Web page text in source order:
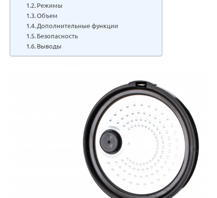
Режимы
Объем
Дополнительные функции
Безопасность
Выводы